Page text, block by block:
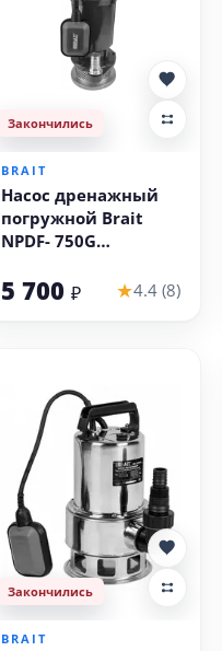
Закончились
BRAIT
Насос дренажный
погружной Brait
NPDF- 750G
для фекальных вод)
5 700₽ ★4.4 (8)
Закончились
BRAIT